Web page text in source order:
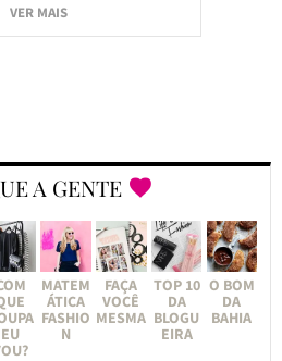
VER MAIS
A GENTE
EU
MATEM
ÁTICA
FASHIO
N
FAÇA
VOCÊ
MESMA
TOP 10
DA
BLOGU
EIRA
O BOM
DA
BAHIA